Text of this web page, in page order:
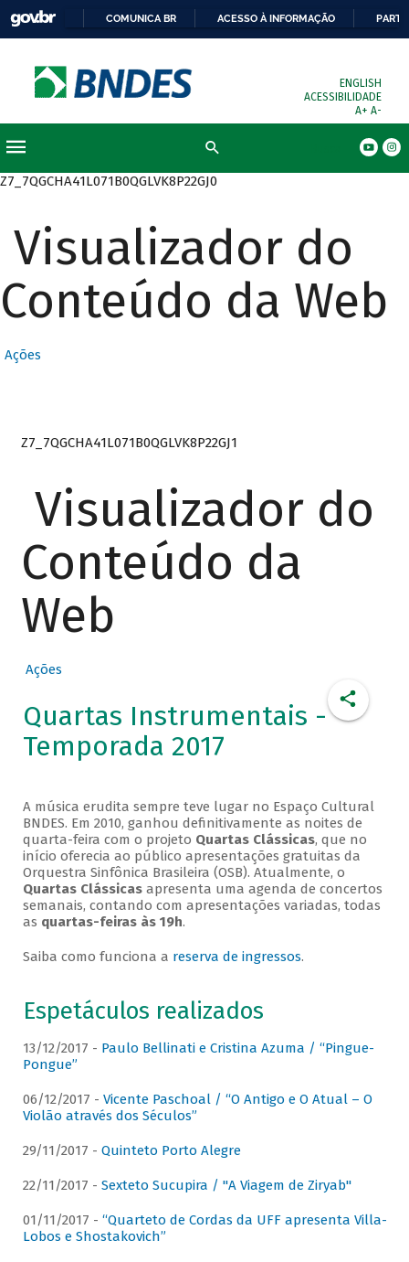
COMUNICA BR ACESSO À INFORMAÇÃO
ENGLISH
ACESSIBILIDADE
A+ A-
Z7_7QGCHA41L071B0QGLVK8P22GJ0
Visualizador do
Conteúdo da Web
Ações
Z7_7QGCHA41L071B0QGLVK8P22GJ1
Visualizador do
Conteúdo da
Web
Ações
Quartas Instrumentais -
Temporada 2017
A música erudita sempre teve lugar no Espaço Cultural
BNDES. Em 2010, ganhou definitivamente as noites de
quarta-feira com o projeto Quartas Clássicas, que no
início oferecia ao público apresentações gratuitas da
Orquestra Sinfônica Brasileira (OSB). Atualmente, o
Quartas Clássicasapresenta uma agenda de concertos
semanais, contando com apresentações variadas, todas
as quartas-feiras às 19h.
Saiba como funciona a reserva de ingressos.
Espetáculos realizados
13/12/2017 - Paulo Bellinati e Cristina Azuma / “Pingue-
Pongue”
06/12/2017 - Vicente Paschoal / “O Antigo e O Atual – O
Violão através dos Séculos”
29/11/2017 - Quinteto Porto Alegre
22/11/2017 - Sexteto Sucupira / "A Viagem de Ziryab"
01/11/2017 - “Quarteto de Cordas da UFF apresenta Villa-
Lobos e Shostakovich”